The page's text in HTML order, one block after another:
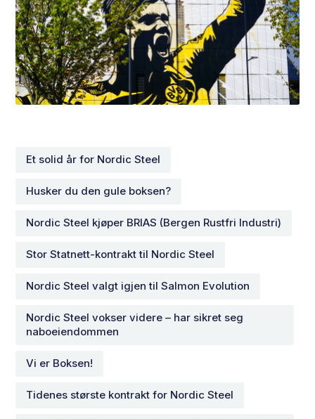
Et solid år for Nordic Steel
Husker du den gule boksen?
Nordic Steel kjøper BRIAS (Bergen Rustfri Industri)
Stor Statnett-kontrakt til Nordic Steel
Nordic Steel valgt igjen til Salmon Evolution
Nordic Steel vokser videre – har sikret seg
naboeiendommen
Vi er Boksen!
Tidenes største kontrakt for Nordic Steel